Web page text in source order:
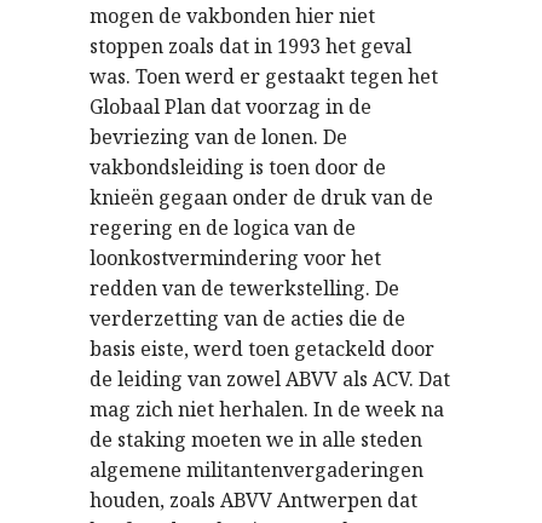
mogen de vakbonden hier niet
stoppen zoals dat in 1993 het geval
was. Toen werd er gestaakt tegen het
Globaal Plan dat voorzag in de
bevriezing van de lonen. De
vakbondsleiding is toen door de
knieën gegaan onder de druk van de
regering en de logica van de
loonkostvermindering voor het
redden van de tewerkstelling. De
verderzetting van de acties die de
basis eiste, werd toen getackeld door
de leiding van zowel ABVV als ACV. Dat
mag zich niet herhalen. In de week na
de staking moeten we in alle steden
algemene militantenvergaderingen
houden, zoals ABVV Antwerpen dat